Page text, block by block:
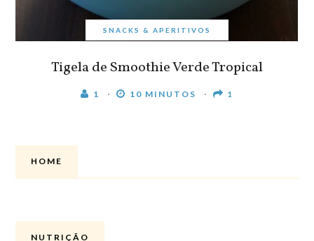
SNACKS & APERITIVOS
Tigela de Smoothie Verde Tropical
1 10 MINUTOS 1
HOME
NUTRIÇÃO